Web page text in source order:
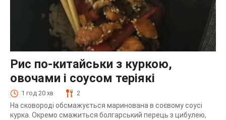
Рис по-китайськи з куркою,
овочами і соусом теріякі
1 год 20 хв 2
На сковороді обсмажується маринована в соєвому соусі
курка. Окремо смажиться болгарський перець з цибулею,